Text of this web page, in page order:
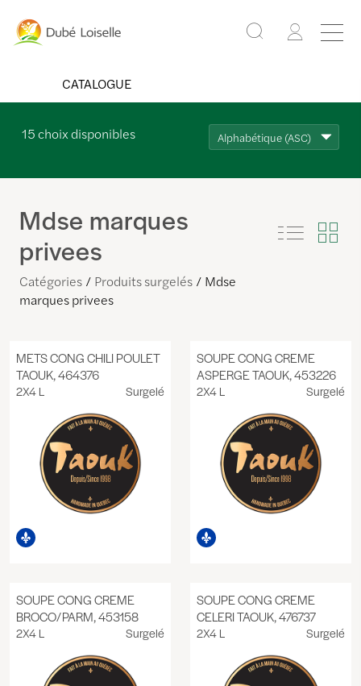
CATALOGUE
15choix disponibles Alphabétique (ASC)
Mdse marques
privees
Catégories Produits surgelés
Mdse
marques privees
METS CONG CHILI POULET
TAOUK, 464376
2X4 L Surgelé
SOUPE CONG CREME
ASPERGE TAOUK, 453226
2X4 L Surgelé
SOUPE CONG CREME
BROCO/PARM, 453158
2X4 L Surgelé
SOUPE CONG CREME
CELERI TAOUK, 476737
2X4 L Surgelé